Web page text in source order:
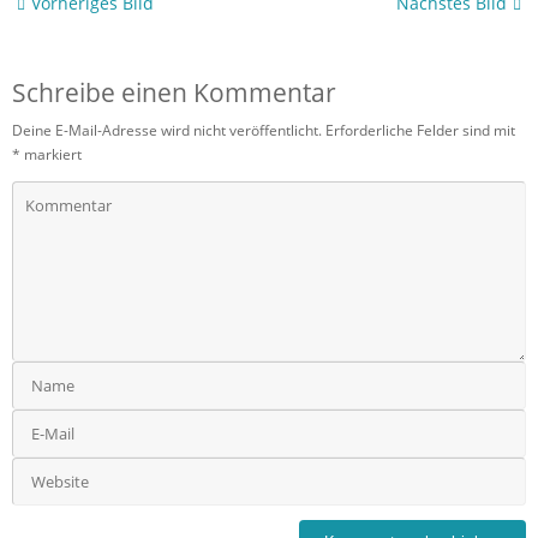
Schreibe einen Kommentar
Deine E-Mail-Adresse wird nicht veröffentlicht. Erforderliche Felder sind mit
* markiert